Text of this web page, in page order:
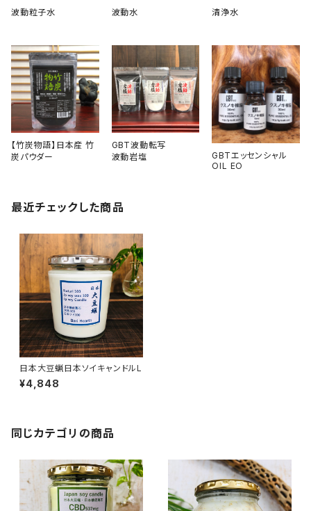
波動粒子水 波動水 清浄水
【竹炭物語】日本産 竹
炭パウダー
GBT波動転写
波動岩塩
GBTエッセンシャル
OIL EO
最近チェックした商品
日本大豆蝋日本ソイキャンドルL
¥4,848
同じカテゴリの商品